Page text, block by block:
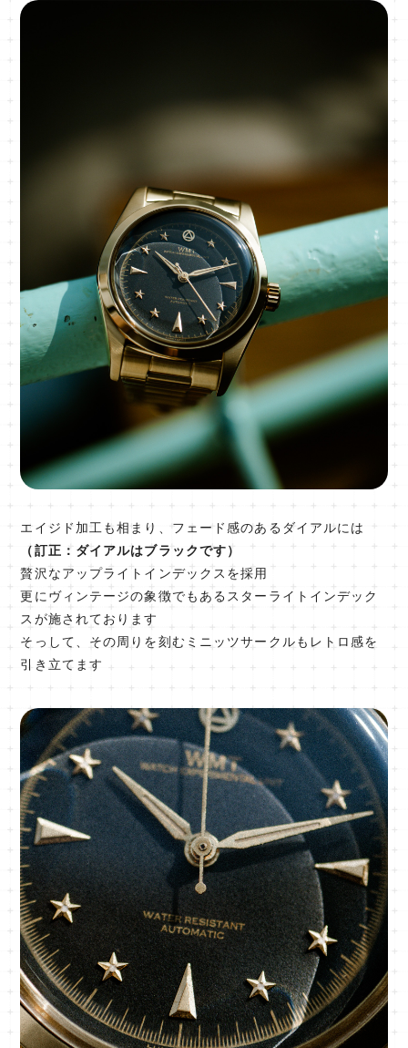
エイジド加工も相まり、フェード感のあるダイアルには
（訂正：ダイアルはブラックです）
贅沢なアップライトインデックスを採用
更にヴィンテージの象徴でもあるスターライトインデック
スが施されております
そっして、その周りを刻むミニッツサークルもレトロ感を
引き立てます